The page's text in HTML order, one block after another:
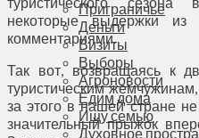
Приграничье
Деньги
Визиты
Выборы
Агроновости
Едим дома
Ищу семью
Духовное
некоторые выдержки из
комментариями.
Так вот, возвращаясь к
туристическим
за этого в нашей стране
значительный прыжок